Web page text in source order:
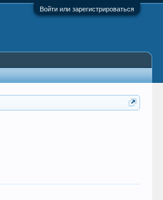
Войти или зарегистрироваться